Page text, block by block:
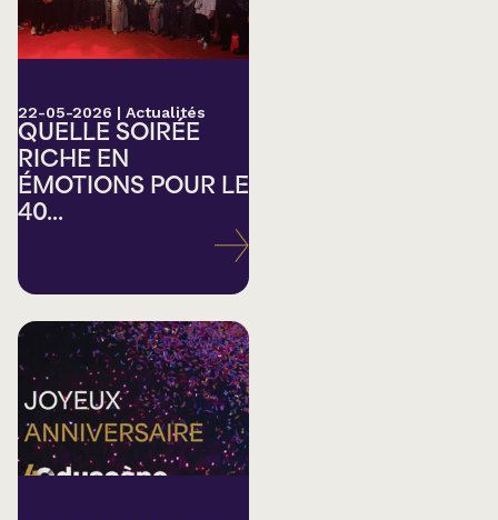
22-05-2026 | Actualités
QUELLE SOIRÉE
RICHE EN
ÉMOTIONS POUR LE
40...